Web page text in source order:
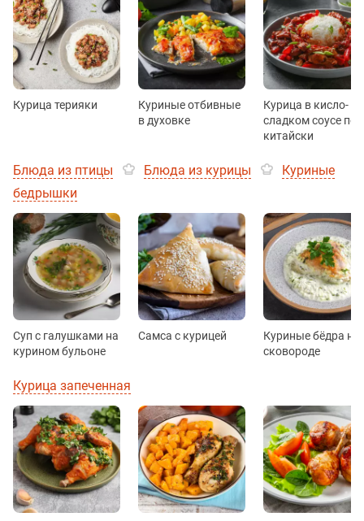
Курица терияки
Куриные отбивные
в духовке
Курица в кисло-
сладком соусе по-
китайски
Блюда из птицы Блюда из курицы
Куриные
бедрышки
Суп с галушками на
курином бульоне
Самса с курицей
Куриные бёдра на
сковороде
Курица запеченная